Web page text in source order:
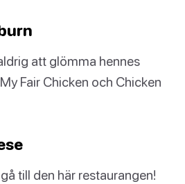
att glömma hennes
Fair Chicken och Chicken
till den här restaurangen!